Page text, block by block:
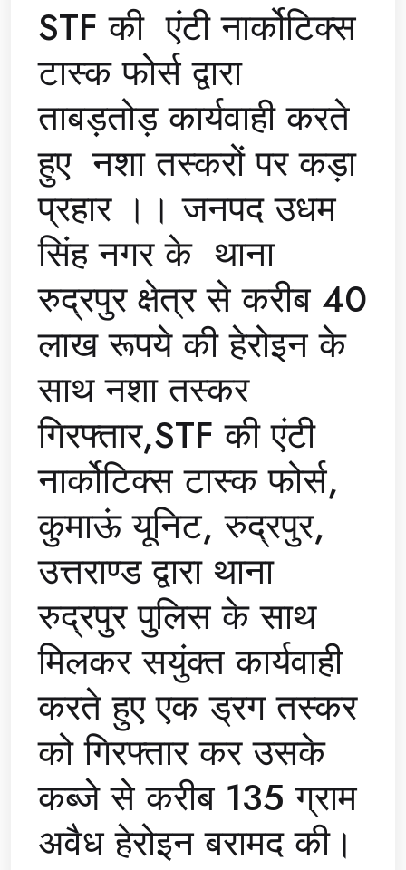
STF की एंटी नार्कोटिक्स
टास्क फोर्स द्वारा
ताबड़तोड़ कार्यवाही करते
हुए नशा तस्करों पर कड़ा
प्रहार ।। जनपद उधम
सिंह नगर के थाना
रुद्रपुर क्षेत्र से करीब 40
लाख रूपये की हेरोइन के
साथ नशा तस्कर
गिरफ्तार,STF की एंटी
नार्कोटिक्स टास्क फोर्स,
कुमाऊं यूनिट, रुद्रपुर,
उत्तराण्ड द्वारा थाना
रुद्रपुर पुलिस के साथ
मिलकर सयुंक्त कार्यवाही
करते हुए एक ड्रग तस्कर
को गिरफ्तार कर उसके
कब्जे से करीब 135 ग्राम
अवैध हेरोइन बरामद की।